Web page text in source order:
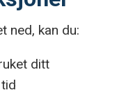
ned, kan du:
ditt